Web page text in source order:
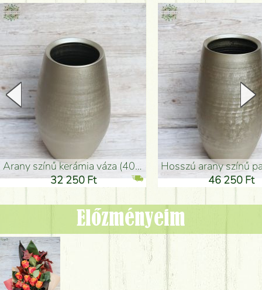
arany színű kerámia váza (40x26cm)
32 250 Ft
hosszú arany színű
46 250 Ft
Előzményeim